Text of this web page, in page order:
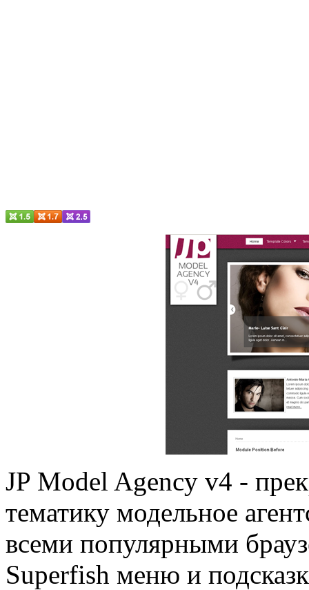
JP Model Agency v4 -
тематику модельное
всеми популярными
Superfish меню и